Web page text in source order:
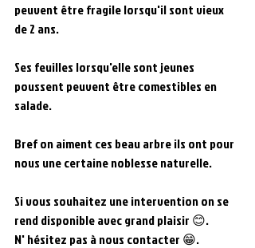
peuvent être fragile lorsqu'il sont vieux
de 2 ans.
Ses feuilles lorsqu'elle sont jeunes
poussent peuvent être comestibles en
salade.
Bref on aiment ces beau arbre ils ont pour
nous une certaine noblesse naturelle.
Si vous souhaitez une intervention on se
rend disponible avec grand plaisir 😊.
N' hésitez pas à nous contacter 😁.